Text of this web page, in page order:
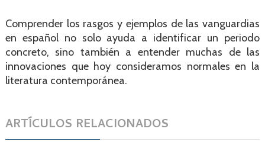
Comprender los rasgos y ejemplos de las vanguardias
en español no solo ayuda a identificar un periodo
concreto, sino también a entender muchas de las
innovaciones que hoy consideramos normales en la
literatura contemporánea.
ARTÍCULOS RELACIONADOS